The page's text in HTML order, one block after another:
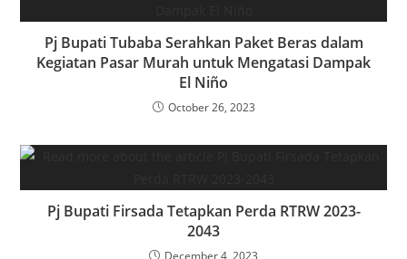
Pj Bupati Tubaba Serahkan Paket Beras dalam
Kegiatan Pasar Murah untuk Mengatasi Dampak
El Niño
October 26, 2023
Pj Bupati Firsada Tetapkan Perda RTRW 2023-
2043
December 4, 2023